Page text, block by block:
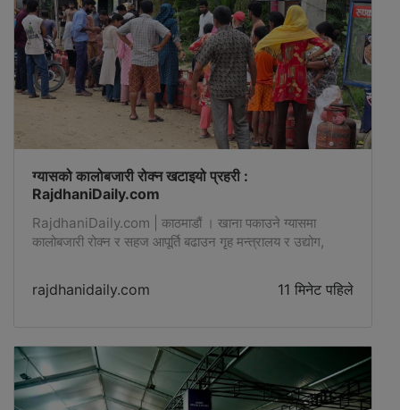
ग्यासको कालोबजारी रोक्न खटाइयो प्रहरी :
RajdhaniDaily.com
RajdhaniDaily.com | काठमाडौं । खाना पकाउने ग्यासमा
कालोबजारी रोक्न र सहज आपूर्ति बढाउन गृह मन्त्रालय र उद्योग,
rajdhanidaily.com 11 मिनेट पहिले